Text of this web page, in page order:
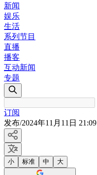
新闻
娱乐
生活
系列节目
直播
播客
互动新闻
专题
订阅
发布/2024年11月11日 21:09
小 标准 中 大